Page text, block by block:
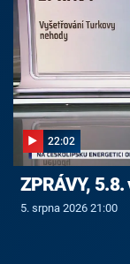
22:02
ZPRÁVY,
5. srpna 2026 21:00